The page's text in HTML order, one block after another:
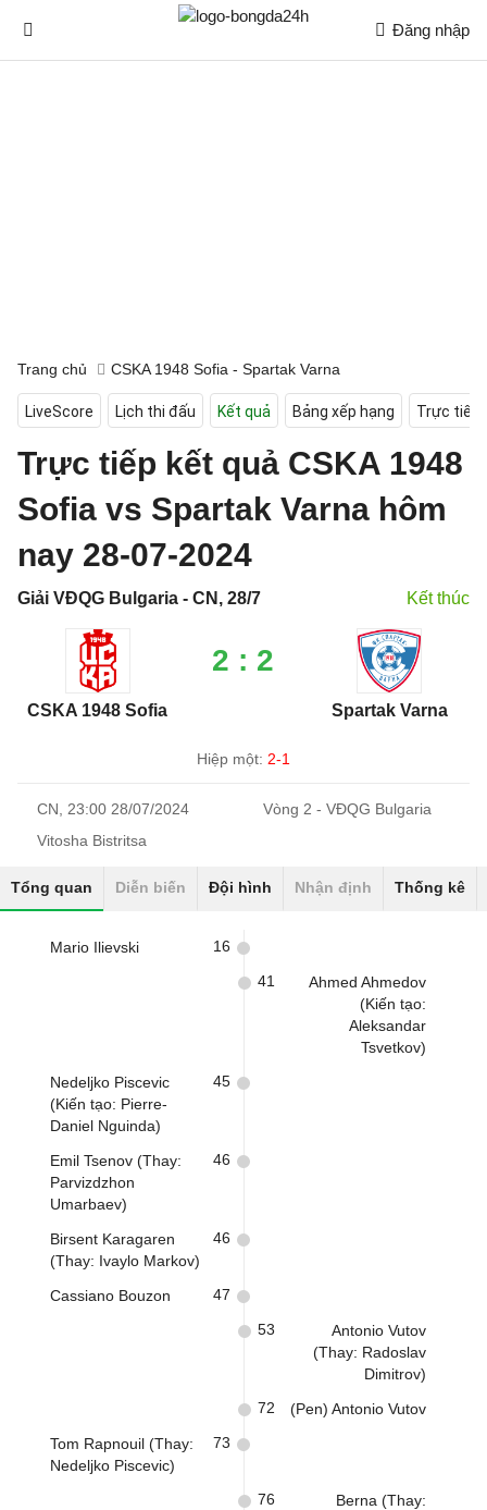
Đăng nhập
Trang chủ CSKA 1948 Sofia - Spartak Varna
LiveScore Lịch thi đấu Kết quả Bảng xếp hạng Trực tiếp
Trực tiếp kết quả CSKA 1948
Sofia vs Spartak Varna hôm
nay 28-07-2024
Giải VĐQG Bulgaria - CN, 28/7 Kết thúc
CSKA 1948 Sofia
2 : 2
Spartak Varna
Hiệp một: 2-1
CN, 23:00 28/07/2024
Vòng 2 - VĐQG Bulgaria
Vitosha Bistritsa
Tổng quan Diễn biến Đội hình Nhận định Thống kê
Mario Ilievski 16
Ahmed Ahmedov
(Kiến tạo:
Aleksandar
Tsvetkov)
41
Nedeljko Piscevic
(Kiến tạo: Pierre-
Daniel Nguinda)
45
Emil Tsenov (Thay:
Parvizdzhon
Umarbaev)
46
Birsent Karagaren
(Thay: Ivaylo Markov)
46
Cassiano Bouzon 47
Antonio Vutov
(Thay: Radoslav
Dimitrov)
53
(Pen) Antonio Vutov
72
Tom Rapnouil (Thay:
Nedeljko Piscevic)
73
Berna (Thay:
76